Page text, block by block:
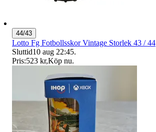
44/43
Lotto Fg Fotbollsskor Vintage Storlek 43 / 44
Sluttid10 aug 22:45.
Pris:523 kr,Köp nu.